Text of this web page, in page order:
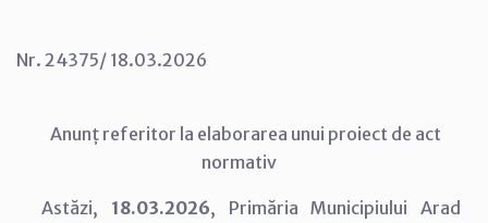
Nr. 24375/ 18.03.2026
Anunț referitor la elaborarea unui proiect de act
normativ
Astăzi, 18.03.2026, Primăria Municipiului Arad